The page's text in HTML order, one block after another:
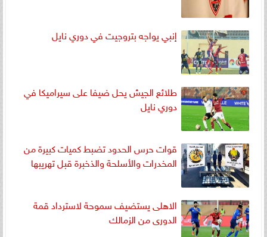
إنبي يواجه بتروجيت في دوري نايل
طلائع الجيش يحل ضيفا على سيراميكا في
دوري نايل
قوات حرس الحدود تضبط كميات كبيرة من
المخدرات والأسلحة والذخبرة قبل تهريبها
الاهلى يستضيف سموحة لاسترداد قمة
الدورى من الزمالك